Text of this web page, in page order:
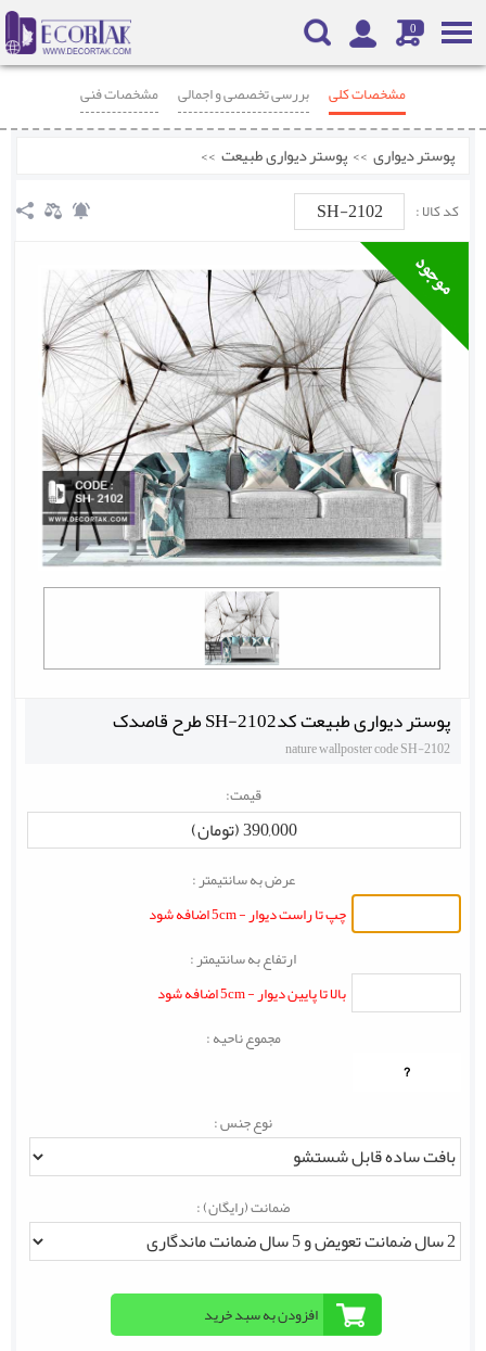
0
مشخصات کلی بررسی تخصصی و اجمالی
مشخصات فنی
محصولات مرتبط
پوستر دیواری >> پوستر دیواری طبیعت >>
کد کالا : SH-2102
پوستر دیواری طبیعت کدSH-2102 طرح قاصدک
nature wallposter code SH-2102
قیمت:
390,000 (تومان)
عرض به سانتیمتر :
چپ تا راست دیوار - 5cm اضافه شود
ارتفاع به سانتیمتر :
بالا تا پایین دیوار - 5cm اضافه شود
مجموع ناحیه :
?
نوع جنس :
ضمانت (رایگان) :